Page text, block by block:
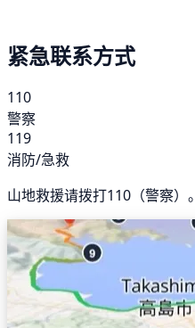
紧急联系方式
110
警察
119
消防/急救
山地救援请拨打110（警察）